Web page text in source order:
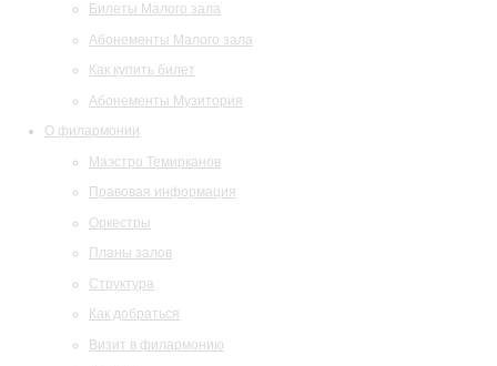
Билеты Малого зала
Абонементы Малого зала
Как купить билет
Абонементы Музитория
О филармонии
Маэстро Темирканов
Правовая информация
Оркестры
Планы залов
Структура
Как добраться
Визит в филармонию